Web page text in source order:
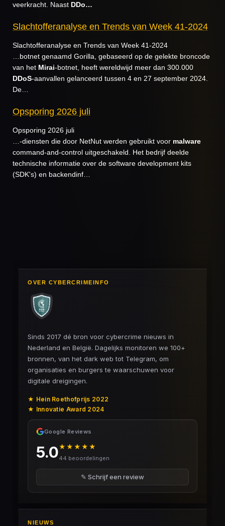
veerkracht. Naast DDo…
Slachtofferanalyse en Trends van Week 41-2024
Slachtofferanalyse en Trends van Week 41-2024
…botnet genaamd Gorilla, gebaseerd op de gelekte broncode
van het Mirai-botnet, heeft wereldwijd meer dan 300.000
DDoS-aanvallen gelanceerd tussen 4 en 27 september 2024.
De…
Opsporing 2026 juli
Opsporing 2026 juli
…-diensten die door NetNut werden gebruikt voor malware
command-and-control uitgeschakeld. Het bedrijf deelde
technische informatie over de software development kits
(SDK's) en backendinf…
OVER CYBERCRIMEINFO
Sinds 2017 dé bron voor cybercrime nieuws in
Nederland en België. Dagelijks monitoren we 100+
bronnen, van het dark web tot Telegram, om
organisaties en burgers te waarschuwen voor
digitale dreigingen.
★ Hein Roethofprijs 2022
★ Innovatie Award 2024
Google Reviews
5.0★★★★★
44 beoordelingen
✎ Schrijf een review
NIEUWS